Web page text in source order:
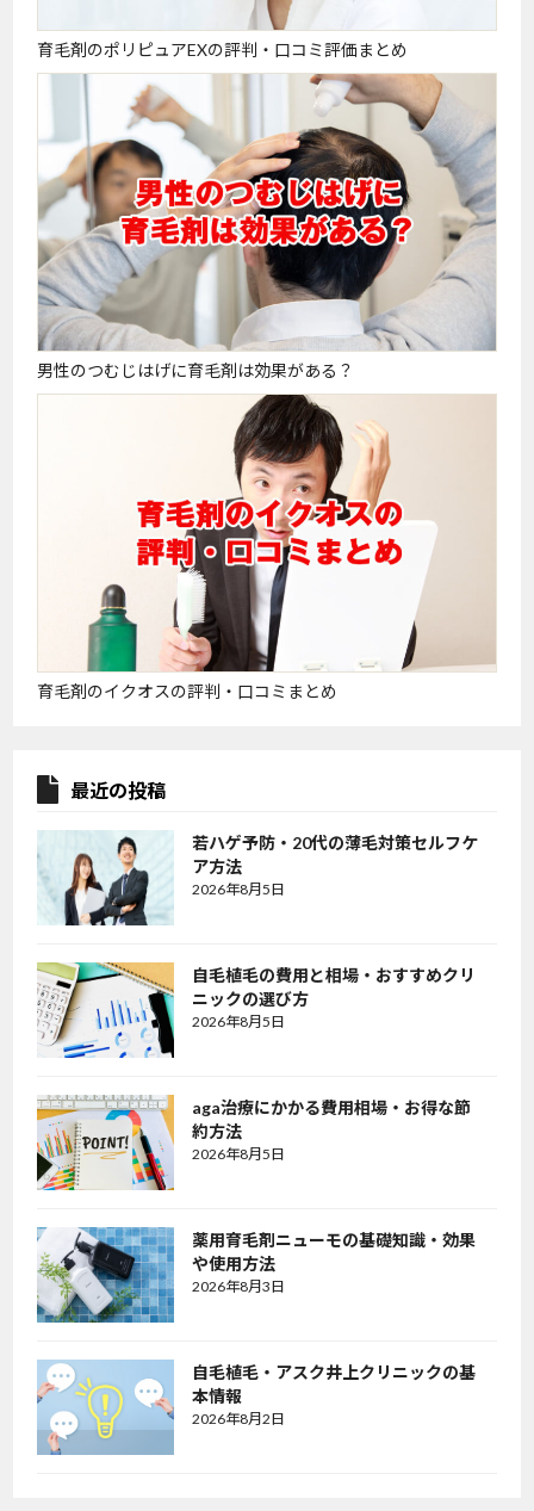
育毛剤のポリピュアEXの評判・口コミ評価まとめ
男性のつむじはげに育毛剤は効果がある？
育毛剤のイクオスの評判・口コミまとめ
最近の投稿
若ハゲ予防・20代の薄毛対策セルフケ
ア方法
2026年8月5日
自毛植毛の費用と相場・おすすめクリ
ニックの選び方
2026年8月5日
aga治療にかかる費用相場・お得な節
約方法
2026年8月5日
薬用育毛剤ニューモの基礎知識・効果
や使用方法
2026年8月3日
自毛植毛・アスク井上クリニックの基
本情報
2026年8月2日